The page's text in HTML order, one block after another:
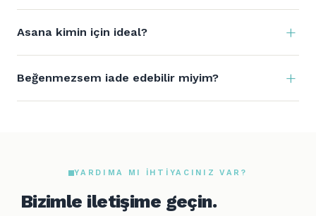
Asana kimin için ideal?
Beğenmezsem iade edebilir miyim?
YARDIMA MI IHTIYACINIZ VAR?
Bizimle iletişime geçin.